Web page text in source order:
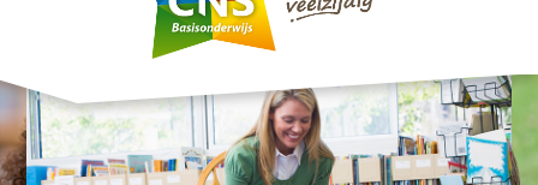
Nieuws